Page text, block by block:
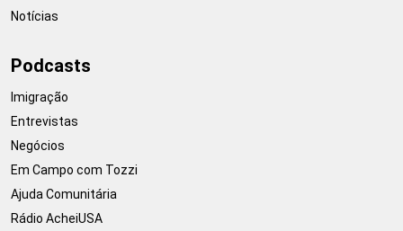
Notícias
Podcasts
Imigração
Entrevistas
Negócios
Em Campo com Tozzi
Ajuda Comunitária
Rádio AcheiUSA